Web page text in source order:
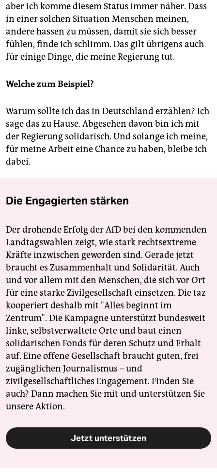
aber ich komme diesem Status immer näher. Dass
in einer solchen Situation Menschen meinen,
andere hassen zu müssen, damit sie sich besser
fühlen, finde ich schlimm. Das gilt übrigens auch
für einige Dinge, die meine Regierung tut.
Welche zum Beispiel?
Warum sollte ich das in Deutschland erzählen? Ich
sage das zu Hause. Abgesehen davon bin ich mit
der Regierung solidarisch. Und solange ich meine,
für meine Arbeit eine Chance zu haben, bleibe ich
dabei.
Die Engagierten stärken
Der drohende Erfolg der AfD bei den kommenden
Landtagswahlen zeigt, wie stark rechtsextreme
Kräfte inzwischen geworden sind. Gerade jetzt
braucht es Zusammenhalt und Solidarität. Auch
und vor allem mit den Menschen, die sich vor Ort
für eine starke Zivilgesellschaft einsetzen. Die taz
kooperiert deshalb mit "Alles beginnt im
Zentrum". Die Kampagne unterstützt bundesweit
linke, selbstverwaltete Orte und baut einen
solidarischen Fonds für deren Schutz und Erhalt
auf. Eine offene Gesellschaft braucht guten, frei
zugänglichen Journalismus – und
zivilgesellschaftliches Engagement. Finden Sie
auch? Dann machen Sie mit und unterstützen Sie
unsere Aktion.
Jetzt unterstützen